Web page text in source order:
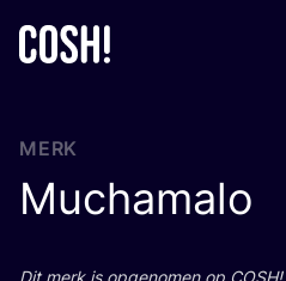
MERK
Muchamalo
Dit merk is opge­no­men op COSH!